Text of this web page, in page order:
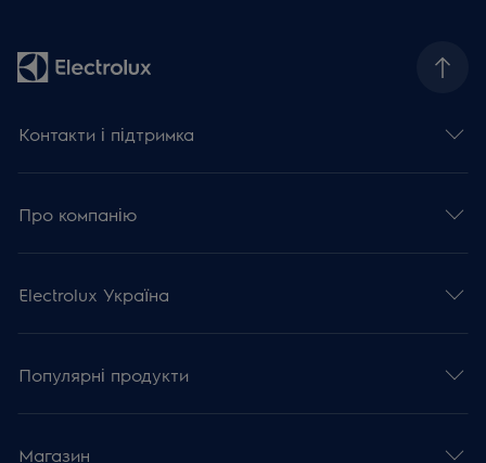
Контакти і підтримка
Про компанію
Electrolux Україна
Популярні продукти
Магазин